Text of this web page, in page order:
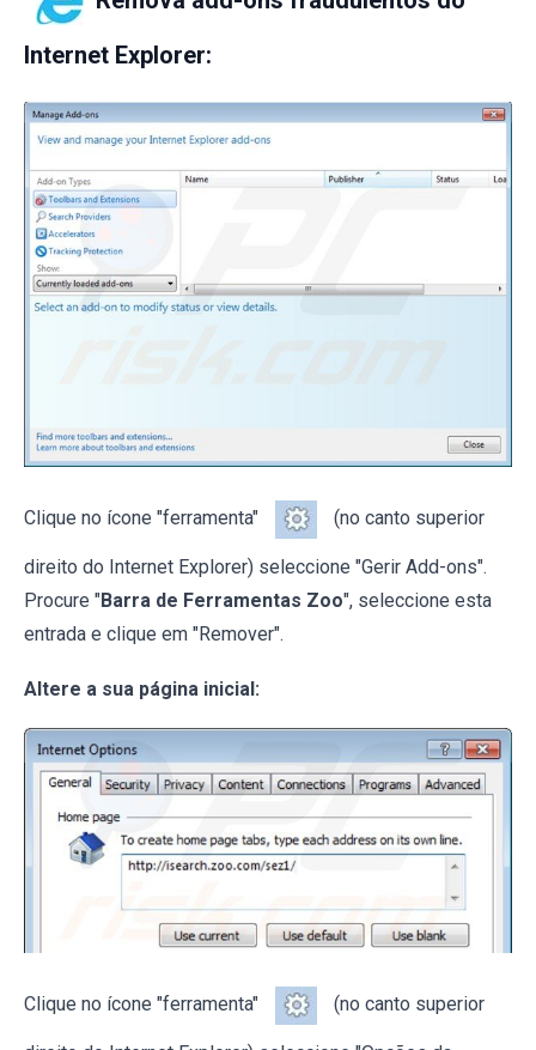
Internet Explorer:
Clique no ícone "ferramenta" (no canto superior
direito do Internet Explorer) seleccione "Gerir Add-ons".
Procure "Barra de Ferramentas Zoo", seleccione esta
entrada e clique em "Remover".
Altere a sua página inicial:
Clique no ícone "ferramenta" (no canto superior